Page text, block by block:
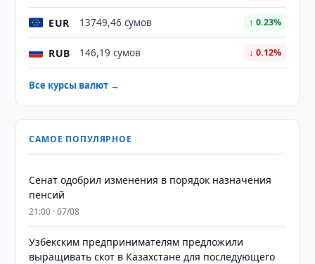
EUR 13749,46 сумов ↑ 0.23%
RUB 146,19 сумов ↓ 0.12%
Все курсы валют →
САМОЕ ПОПУЛЯРНОЕ
Сенат одобрил изменения в порядок назначения
пенсий
21:00 · 07/08
Узбекским предпринимателям предложили
выращивать скот в Казахстане для последующего